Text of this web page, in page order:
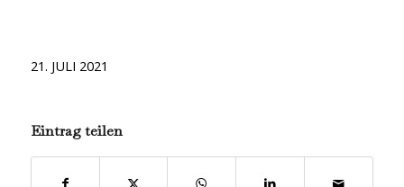
21. JULI 2021
Eintrag teilen